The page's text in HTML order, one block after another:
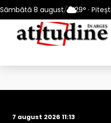
Sâmbătă 8 august/ 29° · Pitești
10 – 13 august 2026
7 august 2026 11:13